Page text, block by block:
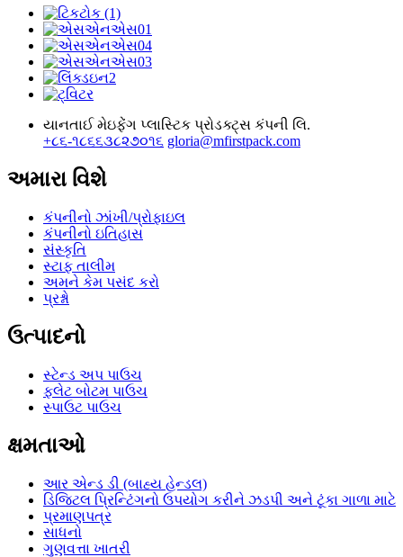
યાનતાઈ મેઇફેંગ પ્લાસ્ટિક પ્રોડક્ટ્સ કંપની લિ.
+૮૬-૧૮૬૬૩૮૨૭૦૧૬ gloria@mfirstpack.com
અમારા વિશે
કંપનીનો ઝાંખી/પ્રોફાઇલ
કંપનીનો ઇતિહાસ
સંસ્કૃતિ
સ્ટાફ તાલીમ
અમને કેમ પસંદ કરો
પ્રશ્નો
ઉત્પાદનો
સ્ટેન્ડ અપ પાઉચ
ફ્લેટ બોટમ પાઉચ
સ્પાઉટ પાઉચ
ક્ષમતાઓ
આર એન્ડ ડી (બાહ્ય હેન્ડલ)
ડિજિટલ પ્રિન્ટિંગનો ઉપયોગ કરીને ઝડપી અને ટૂંકા ગાળા માટે
પ્રમાણપત્ર
સાધનો
ગુણવત્તા ખાતરી